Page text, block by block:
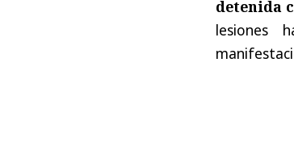
detenida
lesiones